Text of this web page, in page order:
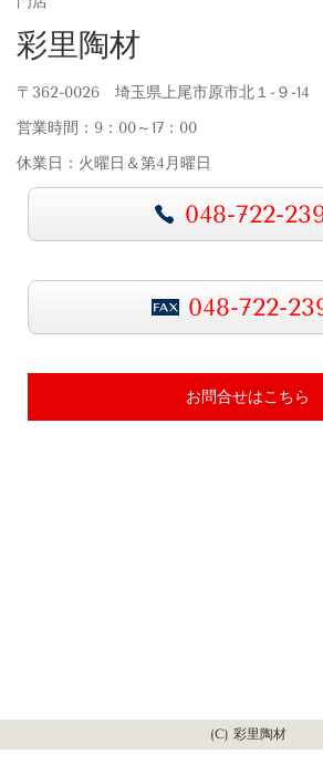
彩里陶材
〒362-0026 埼玉県上尾市原市北１-９-14
営業時間：9：00～17：00
休業日：火曜日＆第4月曜日
048-722-
048-722-
お問合せはこちら
(C) 彩里陶材